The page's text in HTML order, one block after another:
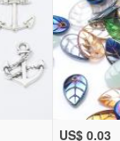
US$ 0.03